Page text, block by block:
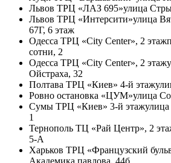
Львов ТРЦ «ЛАЗ 695»улица
Львов ТРЦ «Интерсити»улица
67Г, 6 этаж
Одесса ТРЦ «City Center», 2 этаж
сотни, 2
Одесса ТРЦ «City Center», 2 этаж
Ойстраха, 32
Полтава ТРЦ «Киев» 4-й этаж
Ровно остановка «ЦУМ»улица
Сумы ТРЦ «Киев» 3-й этаж
1
Тернополь ТЦ «Рай Центр», 2
5-А
Харьков ТРЦ «Французский
Академика павлова, 44б